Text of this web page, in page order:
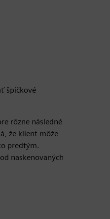
špičkové
rôzne následné
že klient môže
predtým.
naskenovaných